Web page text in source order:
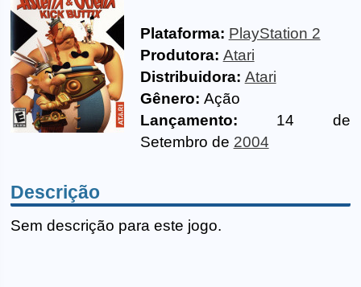
Plataforma: PlayStation 2
Produtora: Atari
Distribuidora: Atari
Gênero: Ação
Lançamento: 14 de
Setembro de 2004
Descrição
Sem descrição para este jogo.